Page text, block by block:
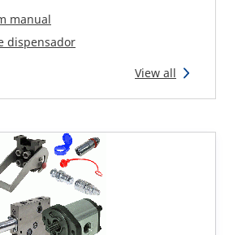
manual
dispensador
View all